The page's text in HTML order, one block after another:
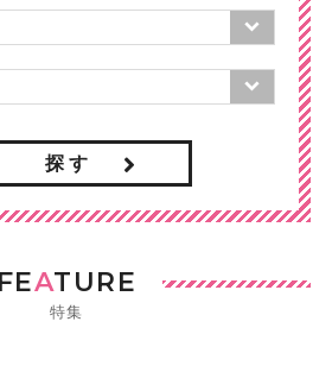
探 す
FEATURE
特集